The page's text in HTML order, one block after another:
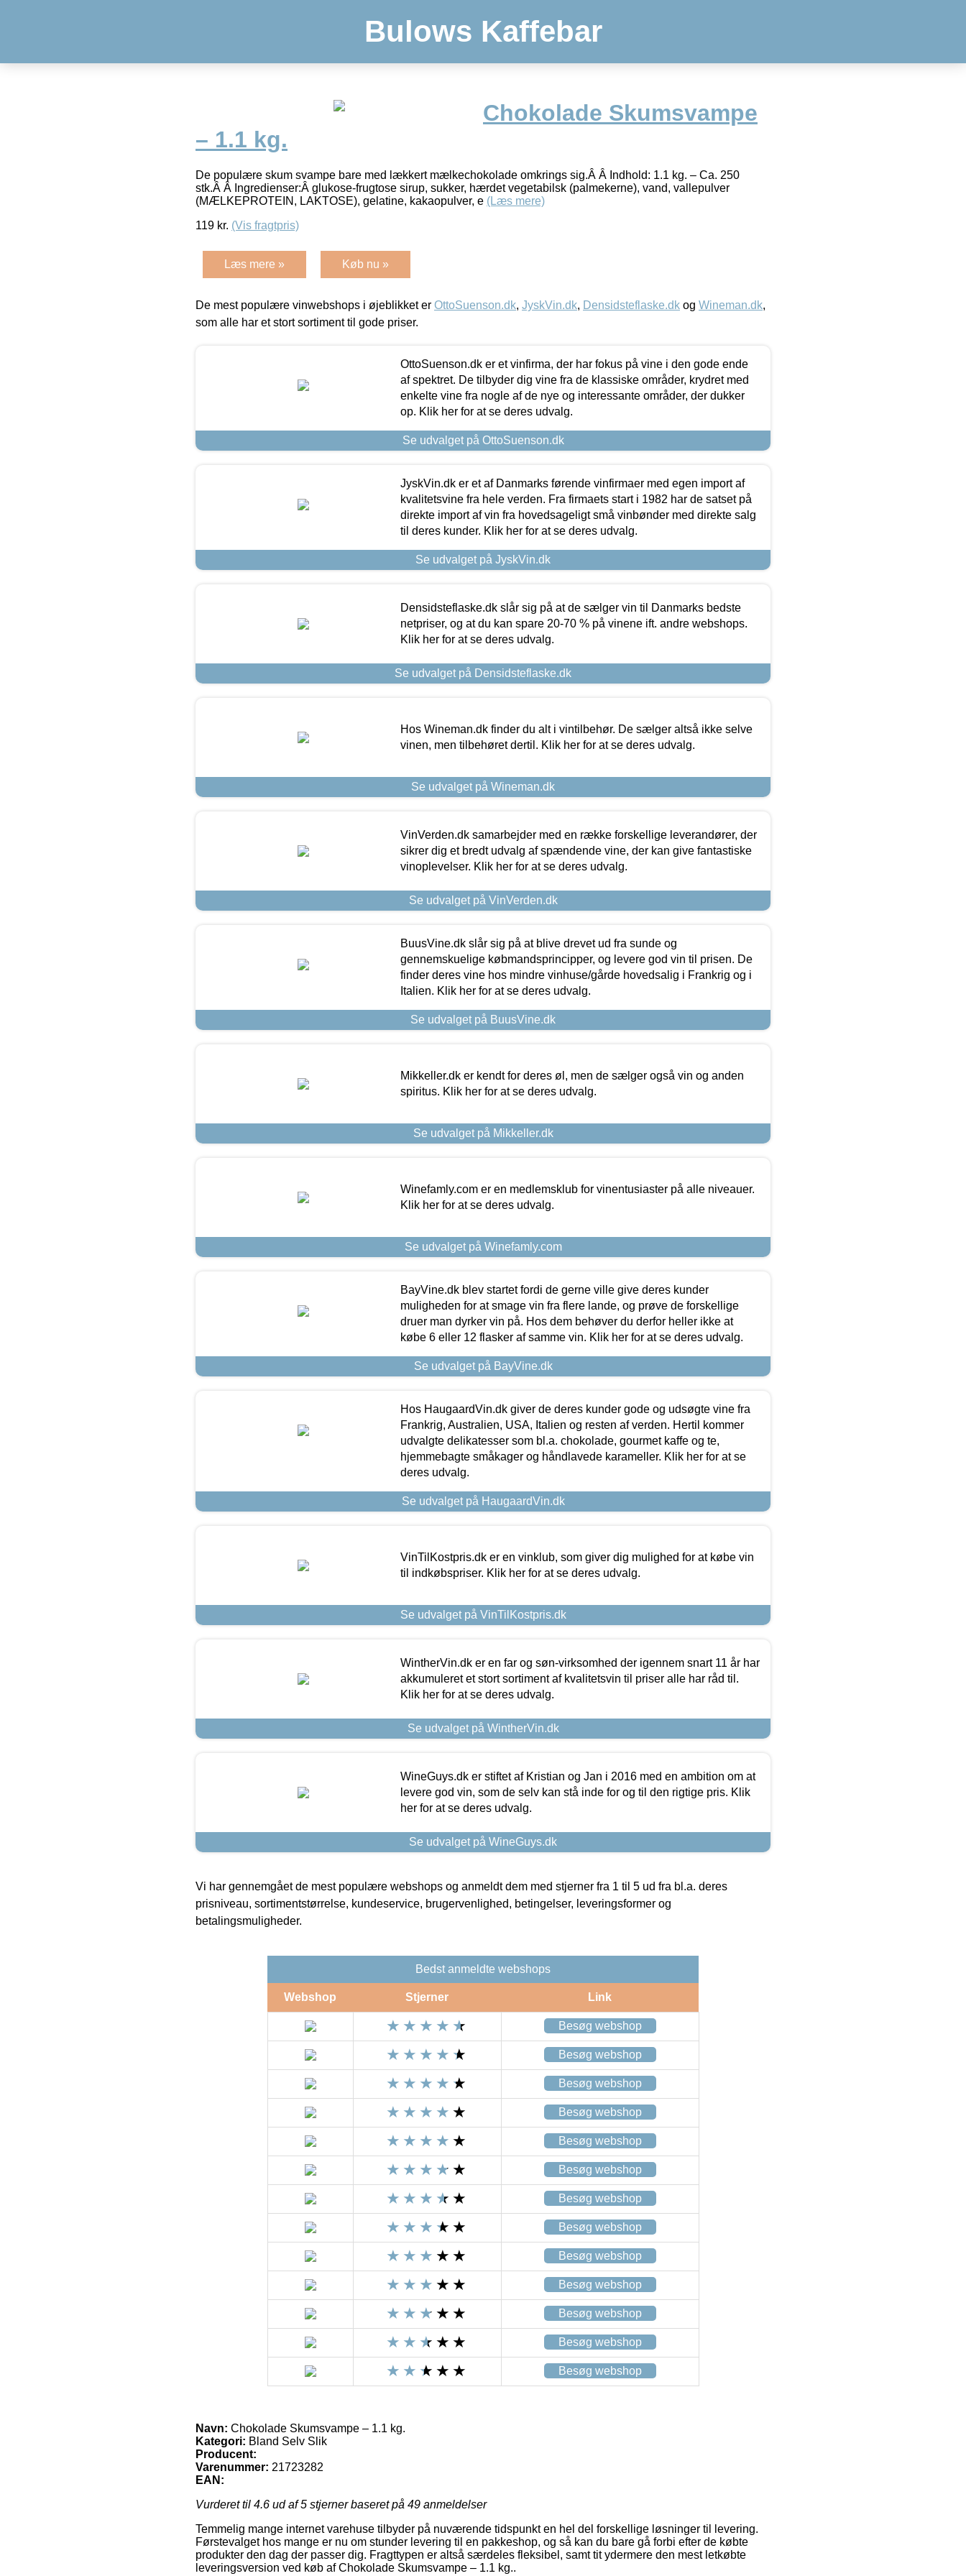
Bulows Kaffebar
Chokolade Skumsvampe
– 1.1 kg.
De populære skum svampe bare med lækkert mælkechokolade omkrings sig.Â Â Indhold: 1.1 kg. – Ca. 250
stk.Â Â Ingredienser:Â glukose-frugtose sirup, sukker, hærdet vegetabilsk (palmekerne), vand, vallepulver
(MÆLKEPROTEIN, LAKTOSE), gelatine, kakaopulver, e (Læs mere)
119 kr. (Vis fragtpris)
Læs mere » Køb nu »
De mest populære vinwebshops i øjeblikket er OttoSuenson.dk, JyskVin.dk, Densidsteflaske.dk og Wineman.dk,
som alle har et stort sortiment til gode priser.
OttoSuenson.dk er et vinfirma, der har fokus på vine i den gode ende
af spektret. De tilbyder dig vine fra de klassiske områder, krydret med
enkelte vine fra nogle af de nye og interessante områder, der dukker
op. Klik her for at se deres udvalg.
Se udvalget på OttoSuenson.dk
JyskVin.dk er et af Danmarks førende vinfirmaer med egen import af
kvalitetsvine fra hele verden. Fra firmaets start i 1982 har de satset på
direkte import af vin fra hovedsageligt små vinbønder med direkte salg
til deres kunder. Klik her for at se deres udvalg.
Se udvalget på JyskVin.dk
Densidsteflaske.dk slår sig på at de sælger vin til Danmarks bedste
netpriser, og at du kan spare 20-70 % på vinene ift. andre webshops.
Klik her for at se deres udvalg.
Se udvalget på Densidsteflaske.dk
Hos Wineman.dk finder du alt i vintilbehør. De sælger altså ikke selve
vinen, men tilbehøret dertil. Klik her for at se deres udvalg.
Se udvalget på Wineman.dk
VinVerden.dk samarbejder med en række forskellige leverandører, der
sikrer dig et bredt udvalg af spændende vine, der kan give fantastiske
vinoplevelser. Klik her for at se deres udvalg.
Se udvalget på VinVerden.dk
BuusVine.dk slår sig på at blive drevet ud fra sunde og
gennemskuelige købmandsprincipper, og levere god vin til prisen. De
finder deres vine hos mindre vinhuse/gårde hovedsalig i Frankrig og i
Italien. Klik her for at se deres udvalg.
Se udvalget på BuusVine.dk
Mikkeller.dk er kendt for deres øl, men de sælger også vin og anden
spiritus. Klik her for at se deres udvalg.
Se udvalget på Mikkeller.dk
Winefamly.com er en medlemsklub for vinentusiaster på alle niveauer.
Klik her for at se deres udvalg.
Se udvalget på Winefamly.com
BayVine.dk blev startet fordi de gerne ville give deres kunder
muligheden for at smage vin fra flere lande, og prøve de forskellige
druer man dyrker vin på. Hos dem behøver du derfor heller ikke at
købe 6 eller 12 flasker af samme vin. Klik her for at se deres udvalg.
Se udvalget på BayVine.dk
Hos HaugaardVin.dk giver de deres kunder gode og udsøgte vine fra
Frankrig, Australien, USA, Italien og resten af verden. Hertil kommer
udvalgte delikatesser som bl.a. chokolade, gourmet kaffe og te,
hjemmebagte småkager og håndlavede karameller. Klik her for at se
deres udvalg.
Se udvalget på HaugaardVin.dk
VinTilKostpris.dk er en vinklub, som giver dig mulighed for at købe vin
til indkøbspriser. Klik her for at se deres udvalg.
Se udvalget på VinTilKostpris.dk
WintherVin.dk er en far og søn-virksomhed der igennem snart 11 år har
akkumuleret et stort sortiment af kvalitetsvin til priser alle har råd til.
Klik her for at se deres udvalg.
Se udvalget på WintherVin.dk
WineGuys.dk er stiftet af Kristian og Jan i 2016 med en ambition om at
levere god vin, som de selv kan stå inde for og til den rigtige pris. Klik
her for at se deres udvalg.
Se udvalget på WineGuys.dk
Vi har gennemgået de mest populære webshops og anmeldt dem med stjerner fra 1 til 5 ud fra bl.a. deres
prisniveau, sortimentstørrelse, kundeservice, brugervenlighed, betingelser, leveringsformer og
betalingsmuligheder.
Bedst anmeldte webshops
Webshop Stjerner Link
Besøg webshop
Besøg webshop
Besøg webshop
Besøg webshop
Besøg webshop
Besøg webshop
Besøg webshop
Besøg webshop
Besøg webshop
Besøg webshop
Besøg webshop
Besøg webshop
Besøg webshop
Navn: Chokolade Skumsvampe – 1.1 kg.
Kategori: Bland Selv Slik
Producent:
Varenummer: 21723282
EAN:
Vurderet til 4.6 ud af 5 stjerner baseret på 49 anmeldelser
Temmelig mange internet varehuse tilbyder på nuværende tidspunkt en hel del forskellige løsninger til levering.
Førstevalget hos mange er nu om stunder levering til en pakkeshop, og så kan du bare gå forbi efter de købte
produkter den dag der passer dig. Fragttypen er altså særdeles fleksibel, samt tit ydermere den mest letkøbte
leveringsversion ved køb af Chokolade Skumsvampe – 1.1 kg..